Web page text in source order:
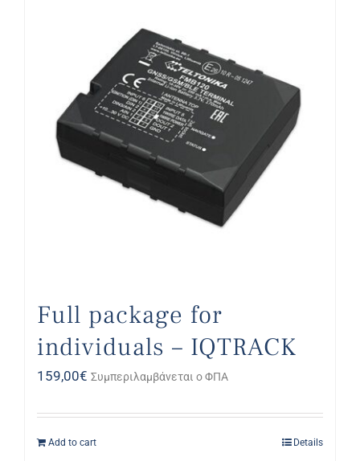
Full package for
individuals – IQTRACK
159,00€ Συμπεριλαμβάνεται ο ΦΠΑ
Add to cart Details